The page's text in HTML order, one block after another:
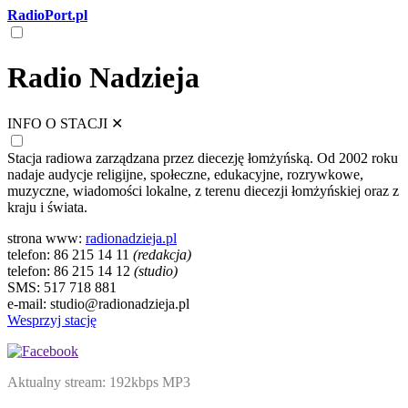
RadioPort.pl
Radio Nadzieja
INFO O STACJI ✕
Stacja radiowa zarządzana przez diecezję łomżyńską. Od 2002 roku
nadaje audycje religijne, społeczne, edukacyjne, rozrywkowe,
muzyczne, wiadomości lokalne, z terenu diecezji łomżyńskiej oraz z
kraju i świata.
strona www: radionadzieja.pl
telefon: 86 215 14 11 (redakcja)
telefon: 86 215 14 12 (studio)
SMS: 517 718 881
e-mail: studio@radionadzieja.pl
Wesprzyj stację
Aktualny stream: 192kbps MP3